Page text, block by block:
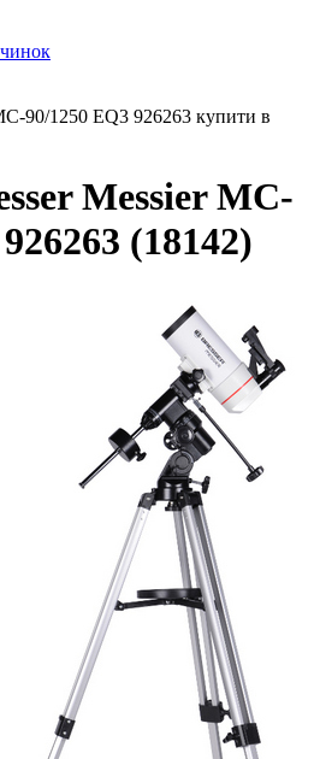
90/1250 EQ3 926263 купити в
Messier MC-
(18142)